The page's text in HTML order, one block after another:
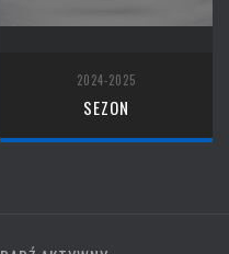
2024-2025
SEZON